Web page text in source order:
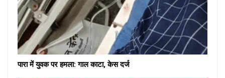
पारा में युवक पर हमला: गाल काटा, केस दर्ज